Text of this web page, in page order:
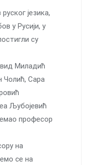
језика,
у Русији, у
су
Миладић
Чолић, Сара
Љубојевић
професор
на
се на